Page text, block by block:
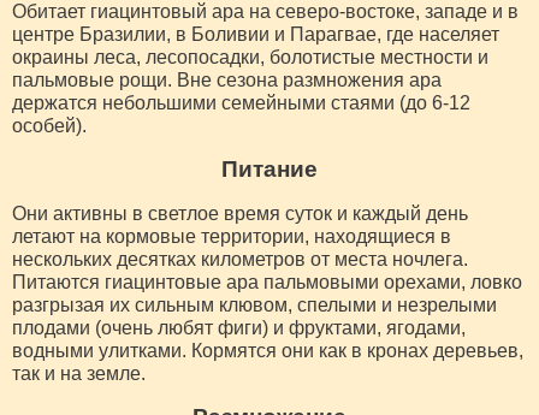
Обитает гиацинтовый ара на северо-востоке, западе и в
центре Бразилии, в Боливии и Парагвае, где населяет
окраины леса, лесопосадки, болотистые местности и
пальмовые рощи. Вне сезона размножения ара
держатся небольшими семейными стаями (до 6-12
особей).
Питание
Они активны в светлое время суток и каждый день
летают на кормовые территории, находящиеся в
нескольких десятках километров от места ночлега.
Питаются гиацинтовые ара пальмовыми орехами, ловко
разгрызая их сильным клювом, спелыми и незрелыми
плодами (очень любят фиги) и фруктами, ягодами,
водными улитками. Кормятся они как в кронах деревьев,
так и на земле.